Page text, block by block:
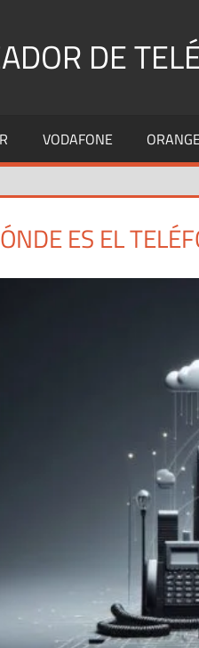
DE
VODAFONE ORANGE
ES EL